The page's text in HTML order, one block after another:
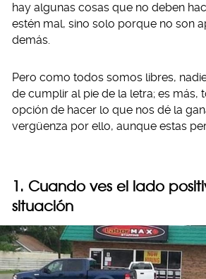
hay algunas cosas que no deben
estén mal, sino solo porque no son
demás.
Pero como todos somos libres,
de cumplir al pie de la letra; es más,
opción de hacer lo que nos dé la
vergüenza por ello, aunque estas
1. Cuando ves el lado
situación